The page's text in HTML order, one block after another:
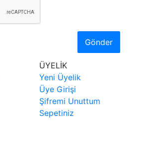
Gönder
ÜYELİK
Yeni Üyelik
Üye Girişi
Şifremi Unuttum
Sepetiniz